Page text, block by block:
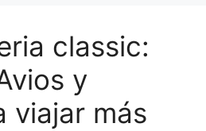
classic:
y
viajar más